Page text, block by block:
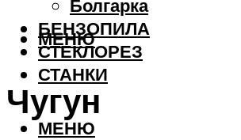
Болгарка
БЕНЗОПИЛА
СТЕКЛОРЕЗ
СТАНКИ
МЕНЮ
МЕНЮ
Чугун